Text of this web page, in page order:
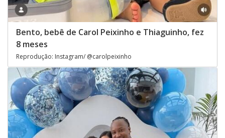
Bento, bebê de Carol Peixinho e Thiaguinho, fez
8 meses
Reprodução: Instagram/ @carolpeixinho